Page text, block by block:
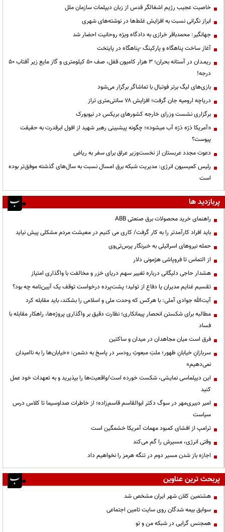
خاصیت عجیب رژیم اشغالگر قدس از زبان دیپلمات سازمان ملل
ابراز نگرانی نسبت به افزایش غلط‌ها در نوشته‌های شهری
جهانگیر: محمدباقر خرازی به دادگاه ویژه روحانیت احضار شد
آغاز ساخت پناهگاه و پارکینگ -پناهگاه در پایتخت
ریمـدان در آستانه بحران؛ ۳ هزار کامیون قفل، صف ۵۰ کیلومتری و گاز مایع زیر آفتاب ۵۰
درجه!
بازی‌های لیگ برتر فوتبال با تماشاگر برگزار می‌شود
دریاچه ارومیه جان گرفت؛ افزایش ۷۸ سانتی‌متری تراز
برگزاری نشست وزرای خارجه کشورهای بریکس در نیویورک
«آمریکا ذرّه ذرّه آب میشود»؛ چگونه پیشبینی رهبر شهید از افول ابرقدرت به حقیقت
پیوست؟
دعوت مجدد عربستان از نخست‌وزیر عراق برای سفر به ریاض
رئیس کمیسیون انرژی: مدیریت شبکه برق امسال نسبت به سال‌های گذشته موفق‌تر بوده
است
پربازدید ها
راهنمای خرید محصولات برق صنعتی ABB
باید افراد کارآمدتر را به کار گرفت/ کاری می کنیم در معیشت مردم مشکلی پیش نیاید
حمله نیروهای اسرائیلی به خبرنگار پرس‌تی‌وی
از التماس تا فروپاشی هژمونی دلار
هشدار حاجی دلیگانی درباره تغییر سهم دریای خزر و مخالفت با واگذاری امتیاز
تقسیم غنایم مدیران یا دفاع از تولید؛ پشت‌پرده درخواست توقف یک آیین‌نامه چه بود؟
آیت‌الله جوادی آملی: با هرکس که وحدت ملی و اسلامی را بشکند، باید مقابله کرد
مطالبه برای شکستن انحصار پیمانکاری؛ نظارت دقیق بر واگذاری پروژه‌ها، راهکار مقابله با
فساد
فرق است میان مجاهدان در میدان و ساکتین
سربازانِ خیابانِ ظهور؛ ملتِ مبعوثِ رودسر در پاسخ به دشمن: «خیابان‌ها را به ناامیدان
نمی‌دهیم»
این دیپلماسی نمایشی، شکست خورده است/واقعیت‌ها را بپذیرید و به تعهدات خود عمل
کنید
امیر دبیری‌مهر در سوگ دکتر ابوالقاسم قاسم‌زاده؛ از خاطرات صداوسیما تا کلاس درس
سیاست
ترامپ از افشای کمبود مهمات آمریکا خشمگین است
وقتی انرژی، مسیرش را گم می‌کند
اجازه باز شدن مسیر دوم در تنگه هرمز را نخواهیم داد
پربحث ترین عناوین
هشتمین کلان شهر ایران مشخص شد
سوابق بیمه شدگان روی سایت تامین اجتماعی
همجنس گرایی در شبکه من و تو